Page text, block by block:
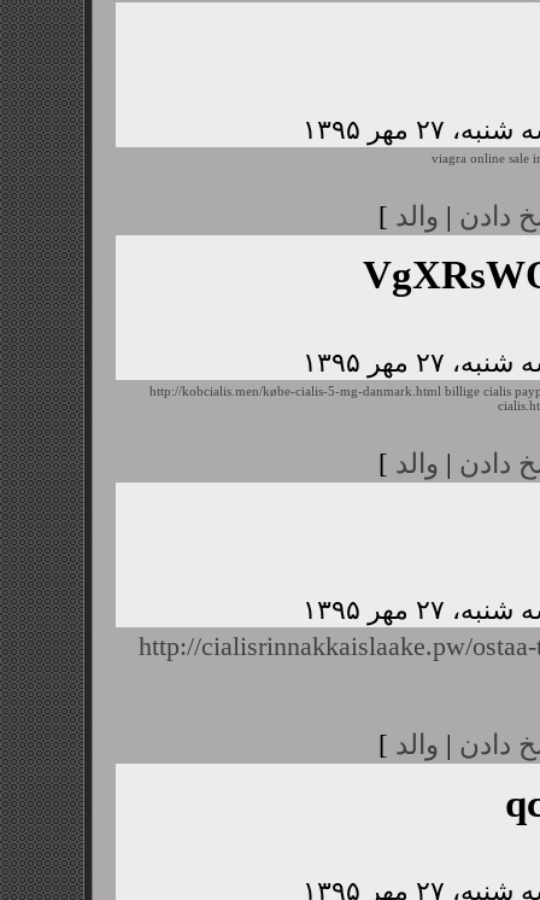
viagra online sale
دادن | والد ]
http://kobcialis.men/købe-cialis-5-mg-danmark.html billige cialis
دادن | والد ]
http://cialisrinnakkaislaake.pw/
دادن | والد ]